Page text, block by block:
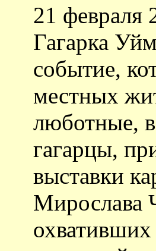
21 февраля
Гагарка
событие,
местных
люботные,
гагарцы,
выставки
Мирослава